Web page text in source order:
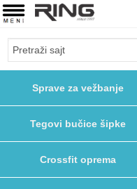
Sprave za vežbanje
Tegovi bučice šipke
Crossfit oprema